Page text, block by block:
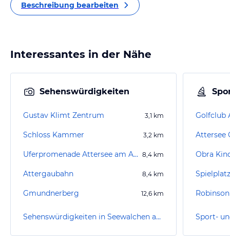
Beschreibung bearbeiten
Interessantes in der Nähe
Sehenswürdigkeiten
Gustav Klimt Zentrum 3,1 km
Schloss Kammer 3,2 km
Uferpromenade Attersee am Attersee 8,4 km
Attergaubahn 8,4 km
Gmundnerberg 12,6 km
Sehenswürdigkeiten in Seewalchen am Attersee
Golfclub
Attersee
Obra